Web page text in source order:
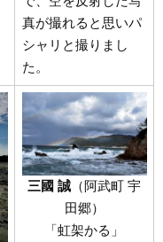
真が撮れると思いパ
シャリと撮りまし
た。
三國 誠 （阿武町 宇
田郷）
「虹架かる」